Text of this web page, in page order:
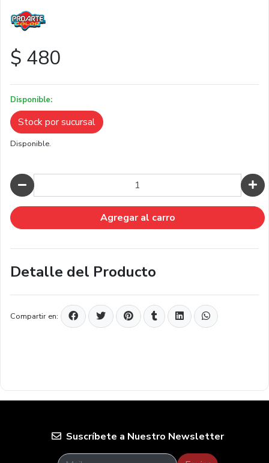
$ 480
Disponible:
Stock por sucursal
Disponible.
Cantidad
Agregar al carro
Detalle del Producto
Compartir en:
Suscríbete a Nuestro Newsletter